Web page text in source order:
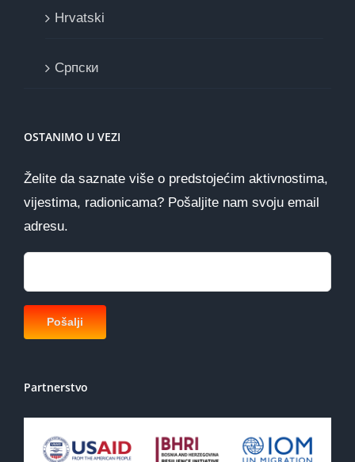
Hrvatski
Cрпски
OSTANIMO U VEZI
Želite da saznate više o predstojećim aktivnostima,
vijestima, radionicama? Pošaljite nam svoju email
adresu.
Partnerstvo